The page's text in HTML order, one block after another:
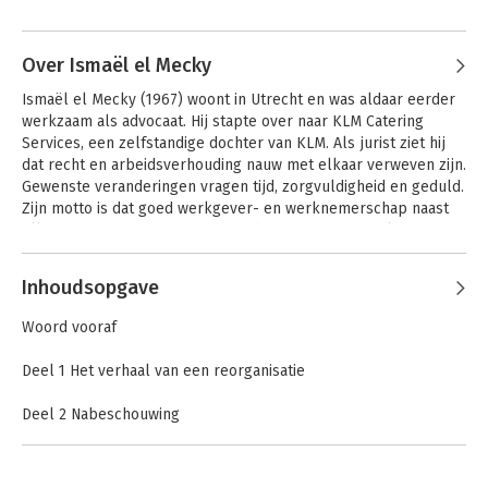
In betere banen
Over Ismaël el Mecky
Ismaël el Mecky (1967) woont in Utrecht en was aldaar eerder
werkzaam als advocaat. Hij stapte over naar KLM Catering
Services, een zelfstandige dochter van KLM. Als jurist ziet hij
dat recht en arbeidsverhouding nauw met elkaar verweven zijn.
Gewenste veranderingen vragen tijd, zorgvuldigheid en geduld.
Zijn motto is dat goed werkgever- en werknemerschap naast
minder goed nieuws.
Inhoudsopgave
Woord vooraf
Deel 1 Het verhaal van een reorganisatie
Deel 2 Nabeschouwing